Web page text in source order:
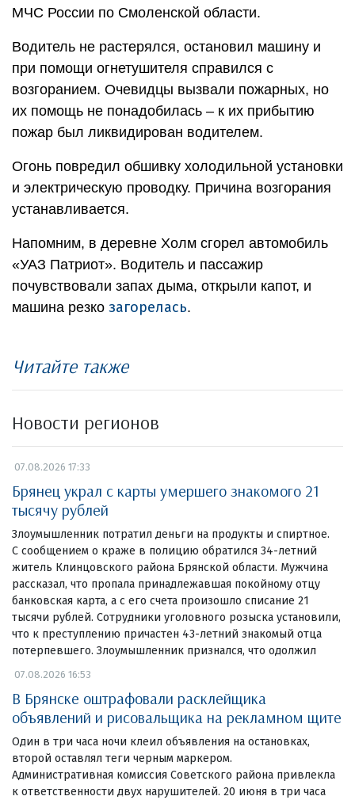
МЧС России по Смоленской области.
Водитель не растерялся, остановил машину и
при помощи огнетушителя справился с
возгоранием. Очевидцы вызвали пожарных, но
их помощь не понадобилась – к их прибытию
пожар был ликвидирован водителем.
Огонь повредил обшивку холодильной установки
и электрическую проводку. Причина возгорания
устанавливается.
Напомним, в деревне Холм сгорел автомобиль
«УАЗ Патриот». Водитель и пассажир
почувствовали запах дыма, открыли капот, и
машина резко загорелась.
Читайте также
Новости регионов
07.08.2026 17:33
Брянец украл с карты умершего знакомого 21
тысячу рублей
Злоумышленник потратил деньги на продукты и спиртное.
С сообщением о краже в полицию обратился 34-летний
житель Клинцовского района Брянской области. Мужчина
рассказал, что пропала принадлежавшая покойному отцу
банковская карта, а с его счета произошло списание 21
тысячи рублей. Сотрудники уголовного розыска установили,
что к преступлению причастен 43-летний знакомый отца
потерпевшего. Злоумышленник признался, что одолжил
07.08.2026 16:53
В Брянске оштрафовали расклейщика
объявлений и рисовальщика на рекламном щите
Один в три часа ночи клеил объявления на остановках,
второй оставлял теги черным маркером.
Административная комиссия Советского района привлекла
к ответственности двух нарушителей. 20 июня в три часа